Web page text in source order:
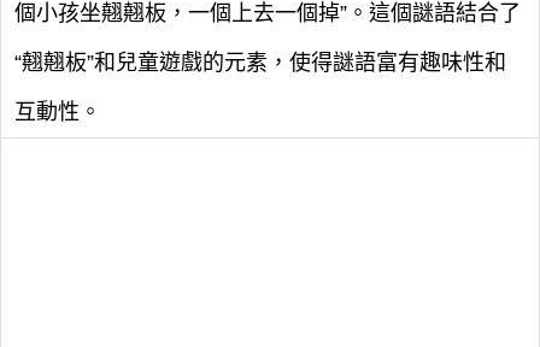
個小孩坐翹翹板，一個上去一個掉”。這個謎語結合了
“翹翹板”和兒童遊戲的元素，使得謎語富有趣味性和
互動性。